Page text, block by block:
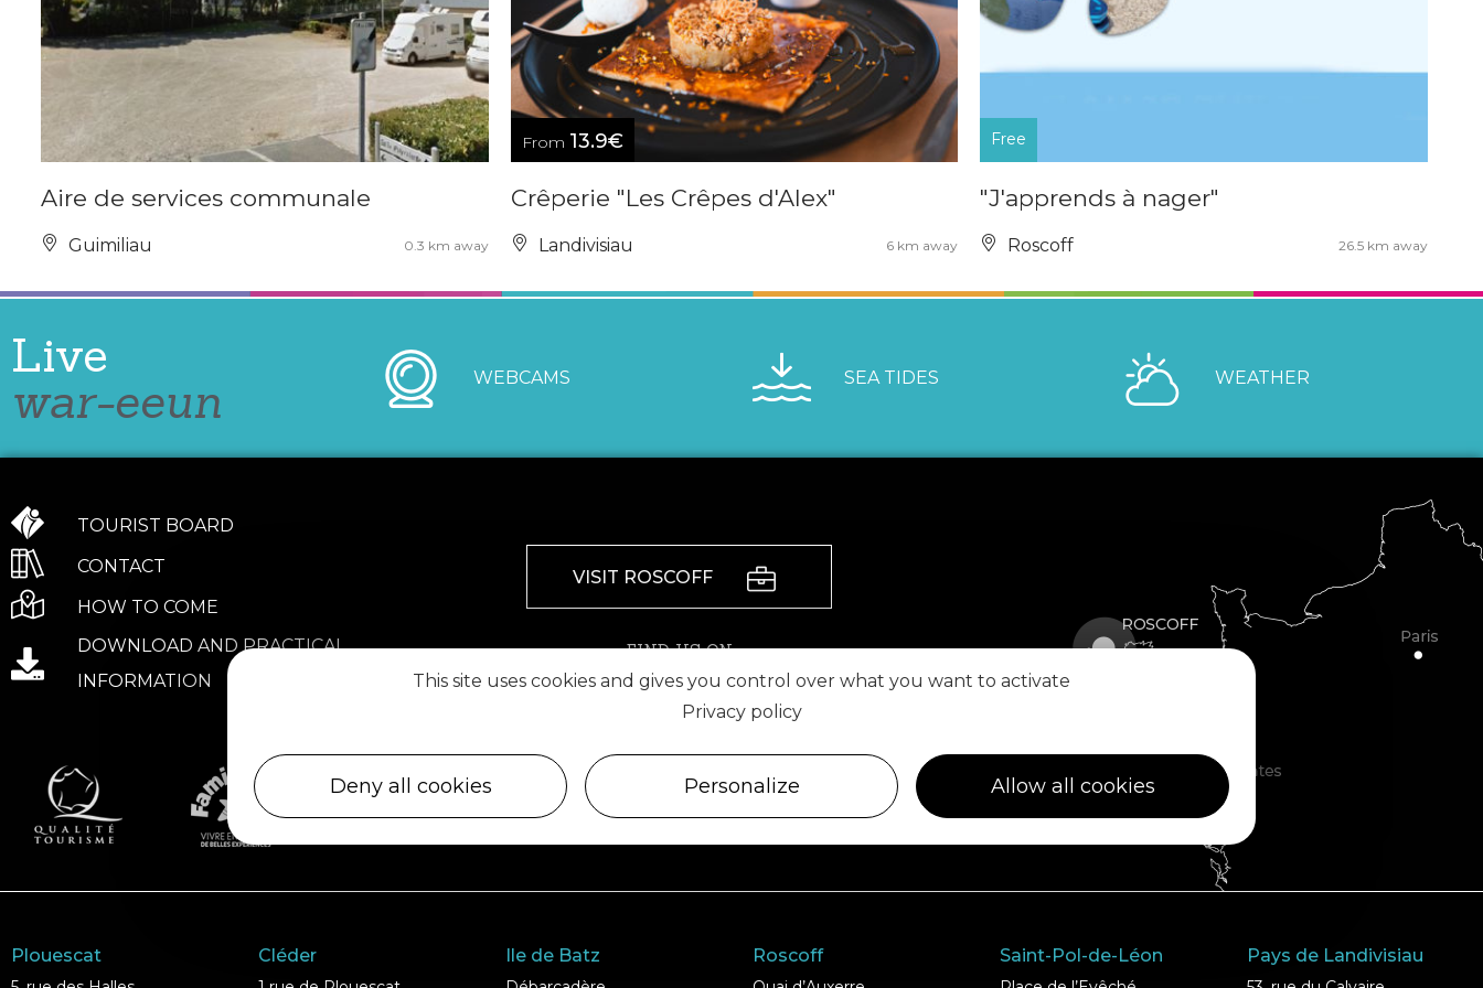
Aire de services communale
Guimiliau 0.3 km away
From 13.9€
Crêperie "Les Crêpes d'Alex"
Landivisiau 6 km away
Free
"J'apprends à nager"
Roscoff 26.5 km away
Live
war-eeun WEBCAMS SEA TIDES WEATHER
TOURIST BOARD
CONTACT
HOW TO COME
DOWNLOAD AND PRACTICAL
INFORMATION
VISIT ROSCOFF
FIND US ON
Plouescat Cléder Ile de Batz Roscoff Saint-Pol-de-Léon Pays de Landivisiau
This site uses cookies and gives you control over what you want to activate
Privacy policy
Allow all cookies
Personalize
Deny all cookies